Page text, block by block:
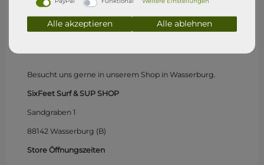
SixFeet Surf & SUP Shop
Besucht uns gerne in unserem Shop in Wasserburg.
SixFeet Surf & SUP SHOP
Sandgraben 1
88142 Wasserburg (B)
Store Öffnungszeiten
Alle akzeptieren Alle ablehnen